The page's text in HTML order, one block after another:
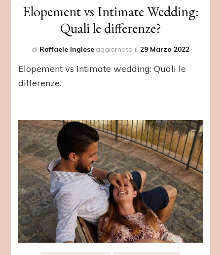
Elopement vs Intimate Wedding:
Quali le differenze?
di Raffaele Inglese aggiornato il 29 Marzo 2022
Elopement vs Intimate wedding: Quali le
differenze.